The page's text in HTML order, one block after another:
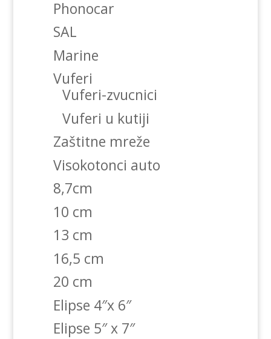
Phonocar
SAL
Marine
Vuferi
Vuferi-zvucnici
Vuferi u kutiji
Zaštitne mreže
Visokotonci auto
8,7cm
10 cm
13 cm
16,5 cm
20 cm
Elipse 4″x 6″
Elipse 5″ x 7″